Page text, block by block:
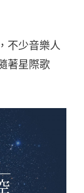
不少音樂人
著星際歌